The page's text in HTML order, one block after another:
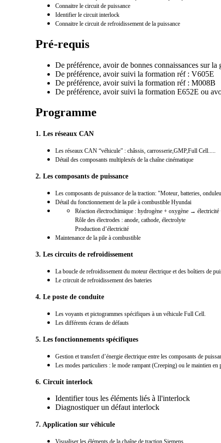
Connaitre le circuit de puissance
Identifier le circuit interlock
Connaitre le circuit de refroidissement de la puissance
Pré-requis
De préférence, avoir de bonnes connaissances sur
De préférence, avoir suivi la formation réf : V605E
De préférence, avoir suivi la formation réf : M008B
De préférence, avoir suivi la formation E652E ou
Programme
1. Les réseaux CAN
Les réseaux CAN “véhicule” : châssis, carrosserie,GMP,Full Cell.....
Détail des composants multiplexés de la chaîne cinématique
2. Les composants de puissance
Les composants de puissance de la traction: "Moteur, batteries,
Détail du fonctionnement de la pile à combustible Hyundai
Réaction électrochimique : hydrogène + oxygène → électricité
Rôle des électrodes : anode, cathode, électrolyte
Production d’électricité
Maintenance de la pile à combustible
3. Les circuits de refroidissement
La boucle de refroidissement du moteur électrique et des boîtiers de
Le crircuit de refroidissement des bateries
4. Le poste de conduite
Les voyants et pictogrammes spécifiques à un véhicule Full Cell.
Les différents écrans de défauts
5. Les fonctionnements spécifiques
Gestion et transfert d’énergie électrique entre les composants de
Les modes particuliers : le mode rampant (Creeping) ou le maintien
6. Circuit interlock
Identifier tous les éléments liés à ll'interlock
Diagnostiquer un défaut interlock
7. Application sur véhicule